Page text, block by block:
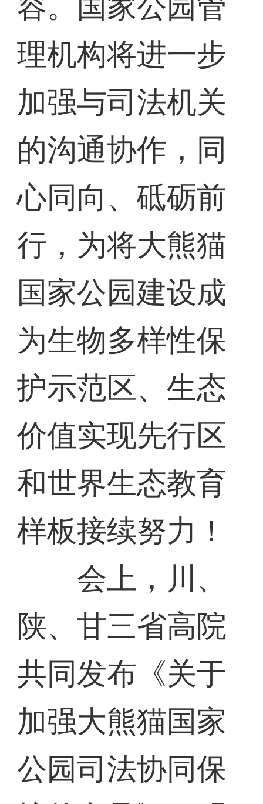
容。国家公园管
理机构将进一步
加强与司法机关
的沟通协作，同
心同向、砥砺前
行，为将大熊猫
国家公园建设成
为生物多样性保
护示范区、生态
价值实现先行区
和世界生态教育
样板接续努力！
会上，川、
陕、甘三省高院
共同发布《关于
加强大熊猫国家
公园司法协同保